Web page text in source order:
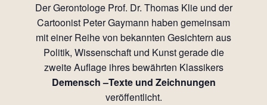
Der Gerontologe Prof. Dr. Thomas Klie und der
Cartoonist Peter Gaymann haben gemeinsam
mit einer Reihe von bekannten Gesichtern aus
Politik, Wissenschaft und Kunst gerade die
zweite Auflage ihres bewährten Klassikers
Demensch –Texte und Zeichnungen
veröffentlicht.